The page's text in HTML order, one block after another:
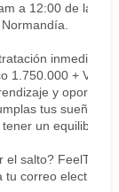
a 12:00 de la
inmediata.
1.750.000 +
y
tus sueños y
un equilibrio
el salto?
tu correo